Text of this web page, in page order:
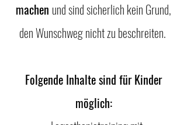
machen und sind sicherlich kein Grund,
den Wunschweg nicht zu beschreiten.
Folgende Inhalte sind für Kinder
möglich: